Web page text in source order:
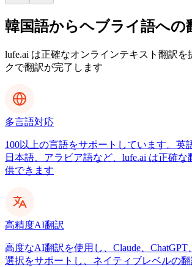
韓国語からヘブライ語への
lufe.ai は正確なオンラインテキスト翻訳を
クで翻訳が完了します
多言語対応
100以上の言語をサポートしています。英
日本語、アラビア語など、lufe.ai は正確な
供できます
高精度AI翻訳
高度なAI翻訳を使用し、Claude、ChatGPT
選択をサポートし、ネイティブレベルの